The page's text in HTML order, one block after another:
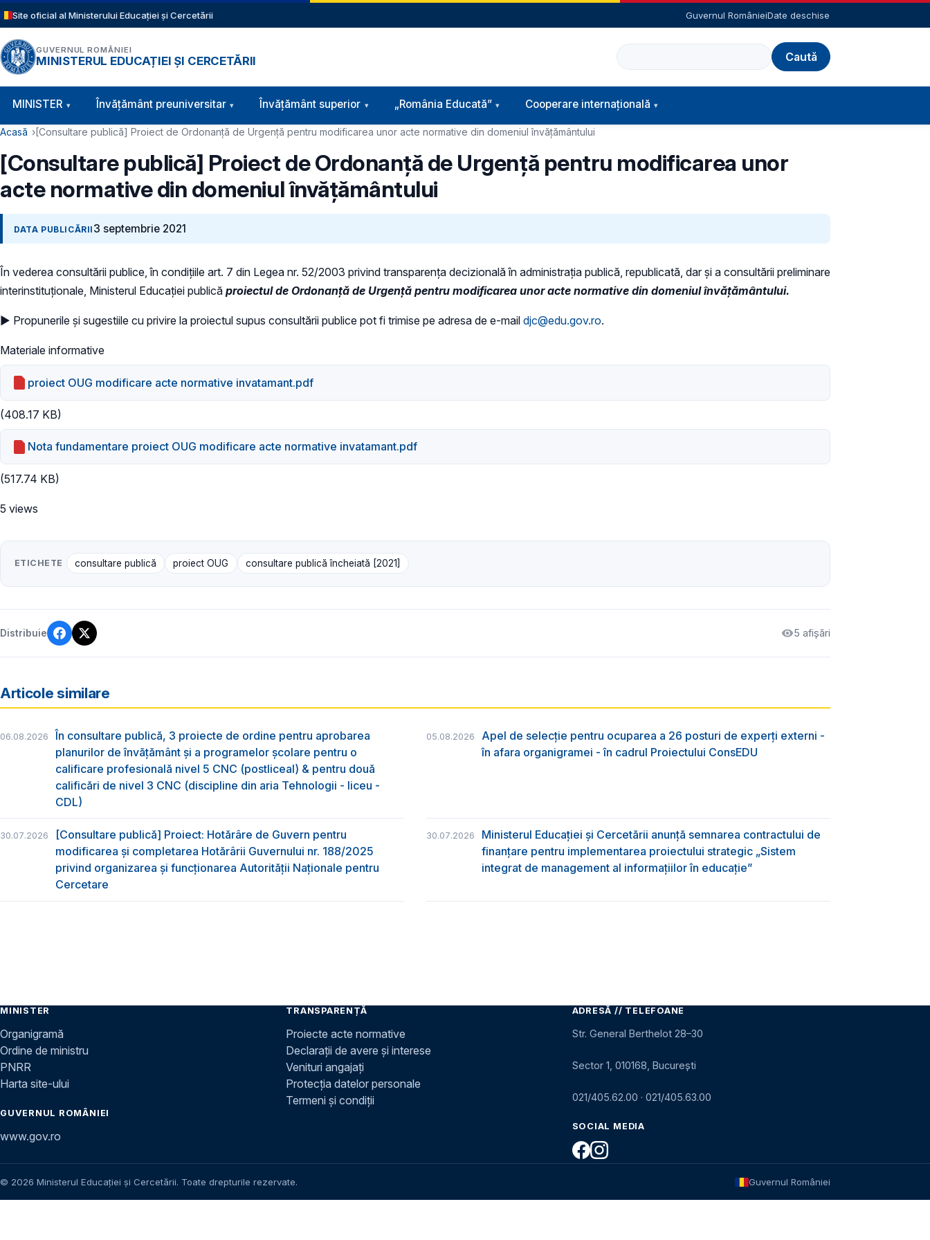
Sari la conținutul principal
Site oficial al Ministerului Educației și Cercetării Guvernul RomânieiDate deschise
GUVERNUL ROMÂNIEI
MINISTERUL EDUCAȚIEI ȘI CERCETĂRII
Caută
Navigație principală
MINISTER Învăţământ preuniversitar Învățământ superior „România Educată” Cooperare internațională
Cale de navigare
Acasă [Consultare publică] Proiect de Ordonanță de Urgență pentru modificarea unor acte normative din domeniul învățământului
[Consultare publică] Proiect de Ordonanță de Urgență pentru modificarea unor
acte normative din domeniul învățământului
DATA PUBLICĂRII 3 septembrie 2021
În vederea consultării publice, în condiţiile art. 7 din Legea nr. 52/2003 privind transparenţa decizională în administraţia publică, republicată, dar și a consultării preliminare
interinstituționale, Ministerul Educaţiei publică proiectul de Ordonanță de Urgență pentru modificarea unor acte normative din domeniul învățământului.
► Propunerile și sugestiile cu privire la proiectul supus consultării publice pot fi trimise pe adresa de e-mail djc@edu.gov.ro.
Materiale informative
proiect OUG modificare acte normative invatamant.pdf
(408.17 KB)
Nota fundamentare proiect OUG modificare acte normative invatamant.pdf
(517.74 KB)
5 views
ETICHETE consultare publică proiect OUG consultare publică încheiată [2021]
Distribuie 5 afișări
Articole similare
06.08.2026
În consultare publică, 3 proiecte de ordine pentru aprobarea
planurilor de învățământ și a programelor școlare pentru o
calificare profesională nivel 5 CNC (postliceal) & pentru două
calificări de nivel 3 CNC (discipline din aria Tehnologii - liceu -
CDL)
05.08.2026
Apel de selecție pentru ocuparea a 26 posturi de experți externi -
în afara organigramei - în cadrul Proiectului ConsEDU
30.07.2026
[Consultare publică] Proiect: Hotărâre de Guvern pentru
modificarea și completarea Hotărârii Guvernului nr. 188/2025
privind organizarea şi funcţionarea Autorităţii Naţionale pentru
Cercetare
30.07.2026
Ministerul Educației și Cercetării anunță semnarea contractului de
finanțare pentru implementarea proiectului strategic „Sistem
integrat de management al informațiilor în educație”
MINISTER
Organigramă
Ordine de ministru
PNRR
Harta site-ului
GUVERNUL ROMÂNIEI
www.gov.ro
TRANSPARENȚĂ
Proiecte acte normative
Declarații de avere și interese
Venituri angajați
Protecția datelor personale
Termeni și condiții
ADRESĂ // TELEFOANE
Str. General Berthelot 28–30
Sector 1, 010168, București
021/405.62.00 · 021/405.63.00
SOCIAL MEDIA
© 2026 Ministerul Educației și Cercetării. Toate drepturile rezervate. Guvernul României